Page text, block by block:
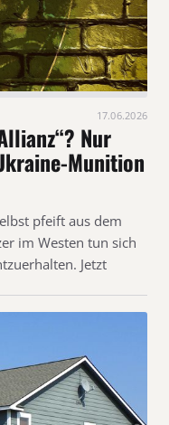
17.06.2026
Nur
Munition
pfeift aus dem
im Westen tun sich
Jetzt